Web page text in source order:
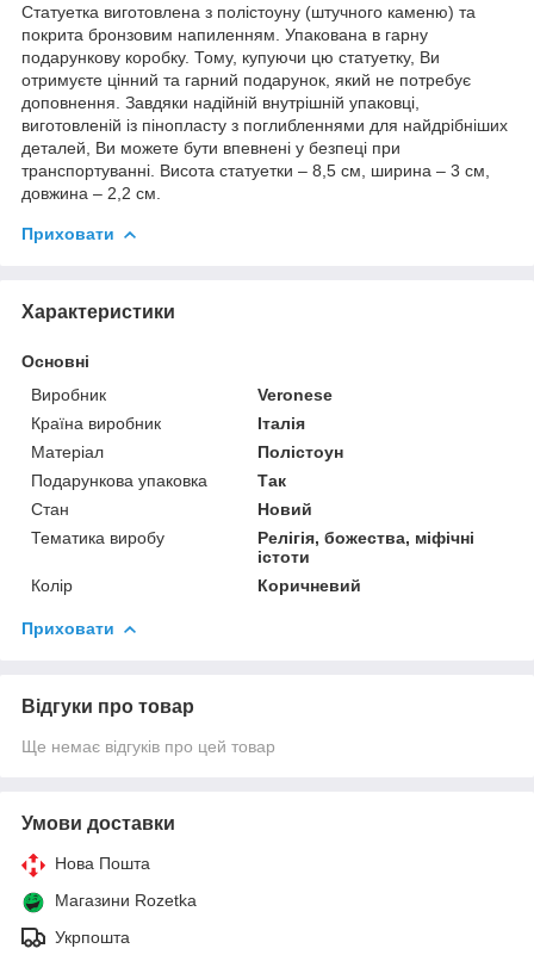
Статуетка виготовлена ​​з полістоуну (штучного каменю) та
покрита бронзовим напиленням. Упакована в гарну
подарункову коробку. Тому, купуючи цю статуетку, Ви
отримуєте цінний та гарний подарунок, який не потребує
доповнення. Завдяки надійній внутрішній упаковці,
виготовленій із пінопласту з поглибленнями для найдрібніших
деталей, Ви можете бути впевнені у безпеці при
транспортуванні. Висота статуетки – 8,5 см, ширина – 3 см,
довжина – 2,2 см.
Приховати
Характеристики
Основні
Виробник
Veronese
Країна виробник
Італія
Матеріал
Полістоун
Подарункова упаковка
Так
Стан
Новий
Тематика виробу
Релігія, божества, міфічні
істоти
Колір
Коричневий
Приховати
Відгуки про товар
Ще немає відгуків про цей товар
Умови доставки
Нова Пошта
Магазини Rozetka
Укрпошта